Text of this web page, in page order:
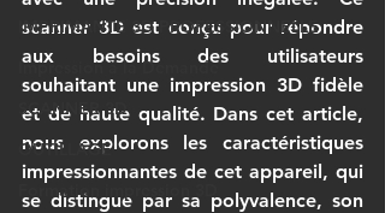
IMPRIMANTE 3D PROFESSIONNELLE
Impression à la Demande
SCANNER 3D
OUTILLAGE
Formation impression 3D
scanner 3D est conçu pour répondre
aux besoins des utilisateurs
souhaitant une impression 3D fidèle
et de haute qualité. Dans cet article,
nous explorons les caractéristiques
impressionnantes de cet appareil, qui
se distingue par sa polyvalence, son